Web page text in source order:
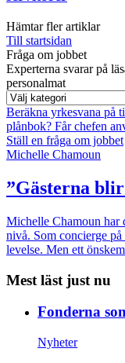
Hämtar fler artiklar
Till startsidan
Fråga om jobbet
Experterna svarar på
personalmat
Beräkna yrkesvana på
plånbok? Får chefen
Ställ en fråga om jobbet
Michelle Chamoun
”Gästerna
Michelle Chamoun har
nivå. Som concierge
levelse. Men ett
Mest läst just nu
Fonderna
Nyheter